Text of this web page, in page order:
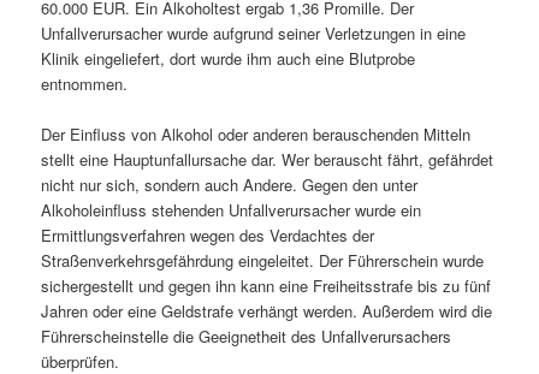
60.000 EUR. Ein Alkoholtest ergab 1,36 Promille. Der
Unfallverursacher wurde aufgrund seiner Verletzungen in eine
Klinik eingeliefert, dort wurde ihm auch eine Blutprobe
entnommen.
Der Einfluss von Alkohol oder anderen berauschenden Mitteln
stellt eine Hauptunfallursache dar. Wer berauscht fährt, gefährdet
nicht nur sich, sondern auch Andere. Gegen den unter
Alkoholeinfluss stehenden Unfallverursacher wurde ein
Ermittlungsverfahren wegen des Verdachtes der
Straßenverkehrsgefährdung eingeleitet. Der Führerschein wurde
sichergestellt und gegen ihn kann eine Freiheitsstrafe bis zu fünf
Jahren oder eine Geldstrafe verhängt werden. Außerdem wird die
Führerscheinstelle die Geeignetheit des Unfallverursachers
überprüfen.